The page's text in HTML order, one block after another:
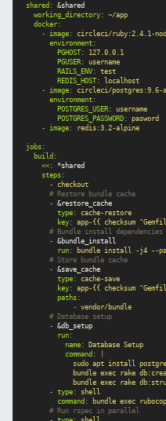
shared : &shared
working_directory: ~/app
docker:
-
image:
circleci/ruby:2.4.1-
environment:
PGHOST:
127.0.0.1
PGUSER: username
RAILS_ENV: test
REDIS_HOST:
localhost
-
image:
circleci/postgres:9.6-
environment:
POSTGRES_USER: username
POSTGRES_PASSWORD: pasword
-
image: redis:3.2-alpine
jobs:
build :
<<: *shared
steps:
-
checkout
# Restore bundle cache
- &restore_cache
type:
cache-restore
key: app-{{ checksum
# Bundle install dependencies
- &bundle_install
run:
bundle install -j4 --
# Store bundle cache
- &save_cache
type:
cache-save
key: app-{{ checksum
paths:
- vendor/bundle
# Database setup
- &db_setup
run:
name:
Database Setup
command :
sudo apt install
bundle exec rake
bundle exec rake
- type:
shell
command :
bundle exec rubocop
# Run rspec in parallel